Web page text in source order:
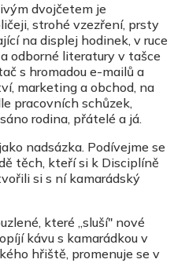
dvojčetem je
strohé vzezření, prsty
na displej hodinek, v ruce
odborné literatury v tašce
s hromadou e-mailů a
marketing a obchod, na
pracovních schůzek,
rodina, přátelé a já.
nadsázka. Podívejme se
těch, kteří si k Disciplíně
si s ní kamarádský
které „sluší" nové
kávu s kamarádkou v
hřiště, promenuje se v